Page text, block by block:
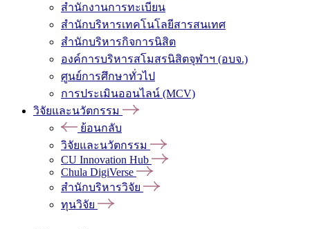
สำนักงานการทะเบียน
สำนักบริหารเทคโนโลยีสารสนเทศ
สำนักบริหารกิจการนิสิต
องค์การบริหารสโมสรนิสิตจุฬาฯ (อบจ.)
ศูนย์การศึกษาทั่วไป
การประเมินออนไลน์ (MCV)
วิจัยและนวัตกรรม
ย้อนกลับ
วิจัยและนวัตกรรม
CU Innovation Hub
Chula DigiVerse
สำนักบริหารวิจัย
ทุนวิจัย